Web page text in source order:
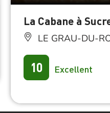
La Cabane à
LE GRAU-DU-
10 Excellent